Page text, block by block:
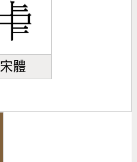
宋體